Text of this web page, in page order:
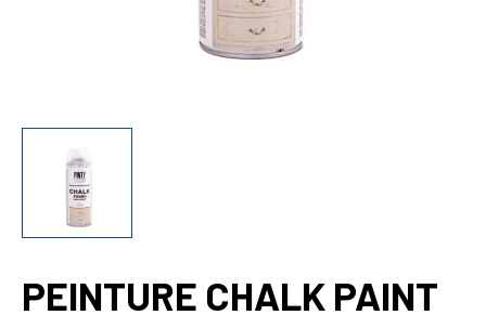
PEINTURE CHALK PAINT